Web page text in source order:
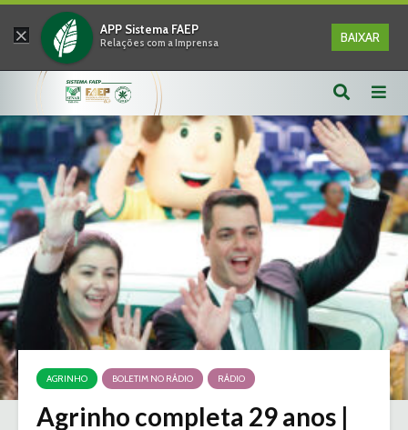
× APP Sistema FAEP
Relações com a Imprensa BAIXAR
AGRINHO BOLETIM NO RÁDIO RÁDIO
Agrinho completa 29 anos |